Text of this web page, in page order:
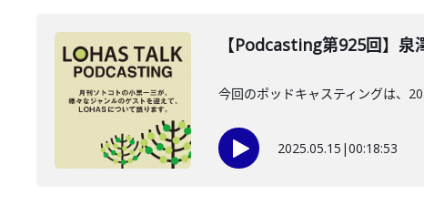
【Podcasting第925回】泉
今回のポッドキャスティングは、
2025.05.15 |00:18:53